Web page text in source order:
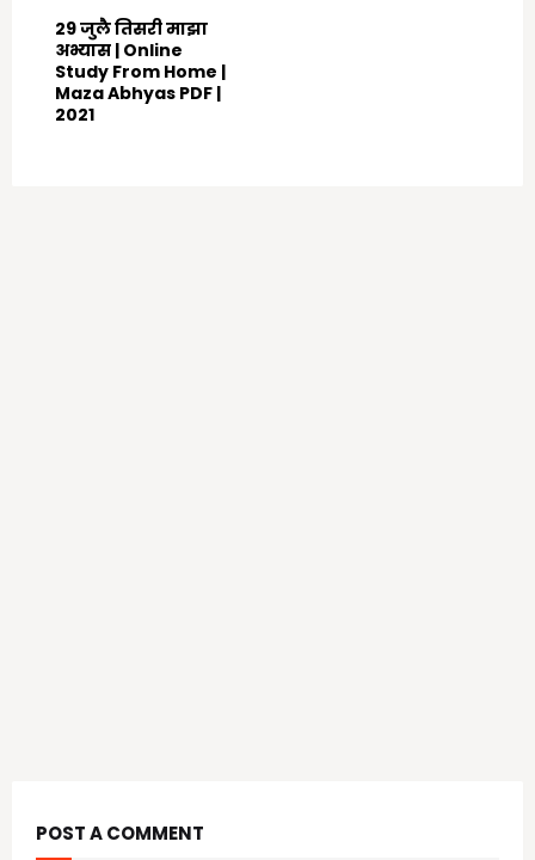
29 जुलै तिसरी माझा
अभ्यास | Online
Study From Home |
Maza Abhyas PDF |
2021
POST A COMMENT